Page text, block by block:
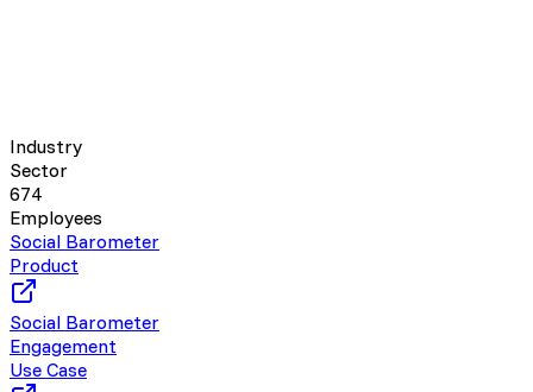
Industry
Sector
674
Employees
Social Barometer
Product
Social Barometer
Engagement
Use Case